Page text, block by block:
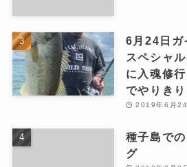
6月24日ガ
スペシャ
に入魂修
でやりきり
2019年6月24
種子島で
グ